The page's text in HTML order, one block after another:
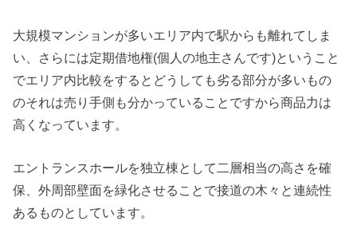
大規模マンションが多いエリア内で駅からも離れてしま
い、さらには定期借地権(個人の地主さんです)ということ
でエリア内比較をするとどうしても劣る部分が多いもの
のそれは売り手側も分かっていることですから商品力は
高くなっています。
エントランスホールを独立棟として二層相当の高さを確
保、外周部壁面を緑化させることで接道の木々と連続性
あるものとしています。